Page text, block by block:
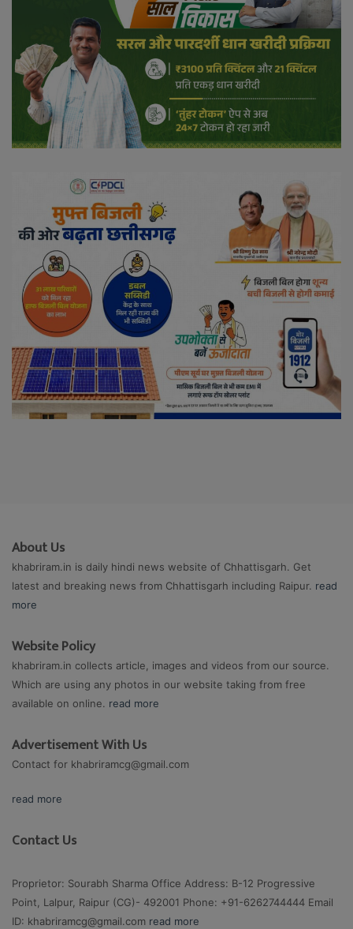
About Us
khabriram.in is daily hindi news website of Chhattisgarh. Get
latest and breaking news from Chhattisgarh including Raipur. read
more
Website Policy
khabriram.in collects article, images and videos from our source.
Which are using any photos in our website taking from free
available on online. read more
Advertisement With Us
Contact for khabriramcg@gmail.com
read more
Contact Us
Proprietor: Sourabh Sharma Office Address: B-12 Progressive
Point, Lalpur, Raipur (CG)- 492001 Phone: +91-6262744444 Email
ID: khabriramcg@gmail.com read more